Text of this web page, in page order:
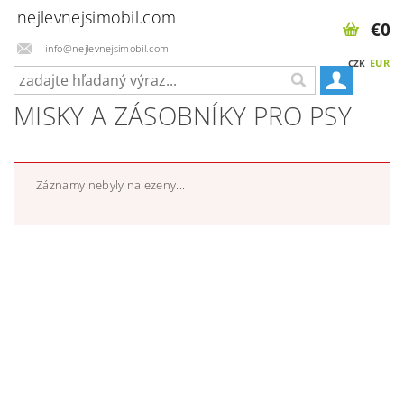
nejlevnejsimobil.com
info@nejlevnejsimobil.com
CZK EUR
€0
MISKY A ZÁSOBNÍKY PRO PSY
Záznamy nebyly nalezeny...